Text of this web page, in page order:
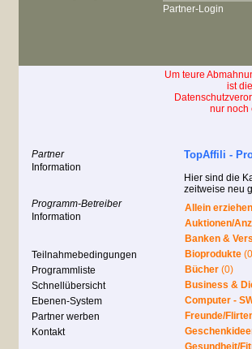
Partner-Login
Um teure
ist
nur noch
Partner
Information
Programm-Betreiber
Information
Teilnahmebedingungen
Programmliste
Schnellübersicht
Ebenen-System
Partner werben
Kontakt
TopAffili -
Hier sind die
zeitweise neu
Allein
Auktionen/
Banken &
Bioprodukte
Bücher (0)
Business &
Computer -
Freunde/
Gesundheit/